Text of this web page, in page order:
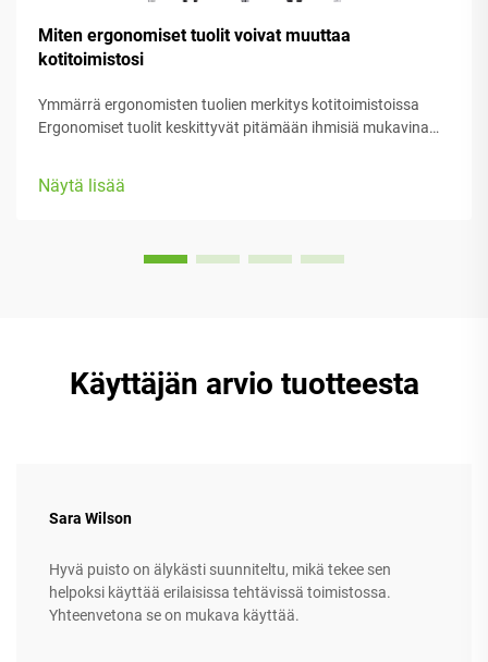
Miten ergonomiset tuolit voivat muuttaa
kotitoimistosi
Ymmärrä ergonomisten tuolien merkitys kotitoimistoissa
Ergonomiset tuolit keskittyvät pitämään ihmisiä mukavina
malleissa on varustettu...
Näytä lisää
Käyttäjän arvio tuotteesta
Sara Wilson
Hyvä puisto on älykästi suunniteltu, mikä tekee sen
helpoksi käyttää erilaisissa tehtävissä toimistossa.
Yhteenvetona se on mukava käyttää.